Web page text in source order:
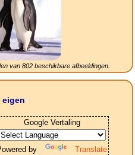
van 802 beschikbare afbeeldingen.
eigen
Google Vertaling
by Translate